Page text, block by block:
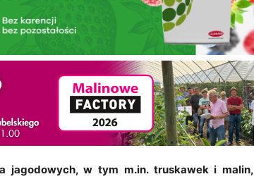
jagodowych, w tym m.in. truskawek i malin,